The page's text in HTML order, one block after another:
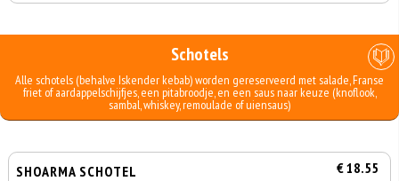
Schotels
Alle schotels (behalve Iskender kebab) worden gereserveerd met salade, Franse
friet of aardappelschijfjes, een pitabroodje, en een saus naar keuze (knoflook,
sambal, whiskey, remoulade of uiensaus)
SHOARMA SCHOTEL € 18.55